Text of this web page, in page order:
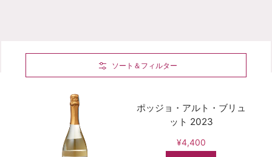
ソート＆フィルター
ポッジョ・アルト・ブリュ
ット 2023
¥4,400